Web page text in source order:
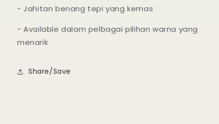
- Jahitan benang tepi yang kemas
- Available dalam pelbagai pilihan warna yang
menarik
Share/Save